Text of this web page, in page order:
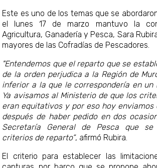
Este es uno de los temas que se
el lunes 17 de marzo mantuvo la
Agricultura, Ganadería y Pesca, Sara
mayores de las Cofradías de Pescadores.
"Entendemos que el reparto que se
de la orden perjudica a la Región de
inferior a la que le correspondería en un
Ya avisamos al Ministerio de que los
eran equitativos y por eso hoy enviamos
después de haber pedido en dos
Secretaría General de Pesca que se
criterios de reparto”, afirmó Rubira.
El criterio para establecer las